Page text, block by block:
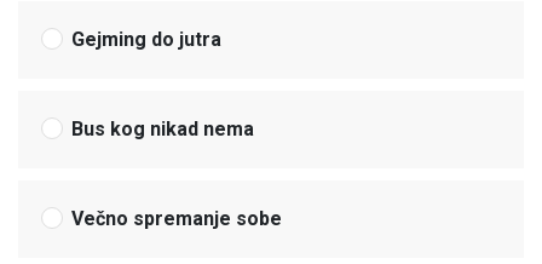
Gejming do jutra
Bus kog nikad nema
Večno spremanje sobe